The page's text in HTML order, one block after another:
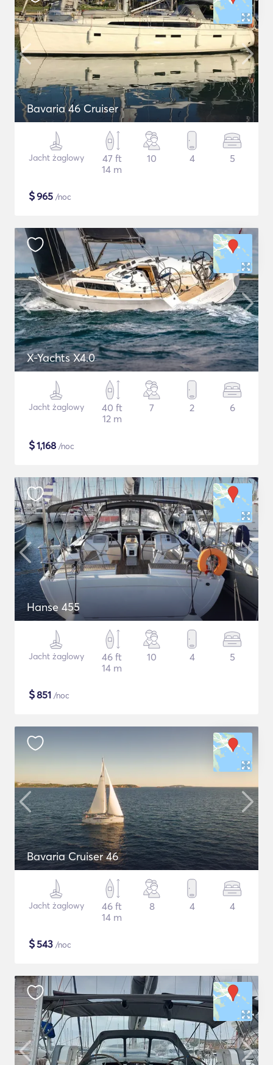
Bavaria 46 Cruiser
Jacht żaglowy
47 ft
14 m
10 4 5
$965 /noc
X-Yachts X4.0
Jacht żaglowy
40 ft
12 m
7 2 6
$1,168 /noc
Hanse 455
Jacht żaglowy
46 ft
14 m
10 4 5
$851 /noc
Bavaria Cruiser 46
Jacht żaglowy
46 ft
14 m
8 4 4
$543 /noc